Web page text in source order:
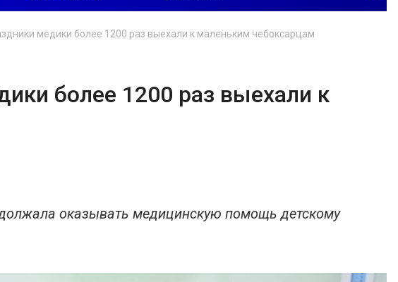
медики более 1200 раз выехали к маленьким чебоксарцам
более 1200 раз выехали к
оказывать медицинскую помощь детскому